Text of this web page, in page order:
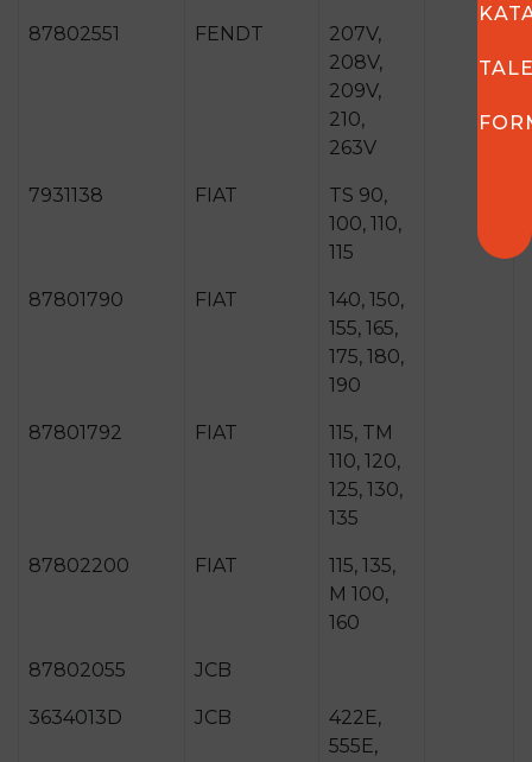
87802551 FENDT
207V,
208V,
209V,
210,
263V
7931138 FIAT
TS 90,
100, 110,
115
87801790 FIAT
140, 150,
155, 165,
175, 180,
190
87801792 FIAT
115, TM
110, 120,
125, 130,
135
87802200 FIAT
115, 135,
M 100,
160
87802055 JCB
3634013D JCB
422E,
555E,